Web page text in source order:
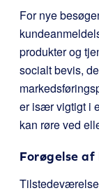
For nye
produkter og
socialt bevis,
er især vigtigt i
kan røre ved
Forøgelse